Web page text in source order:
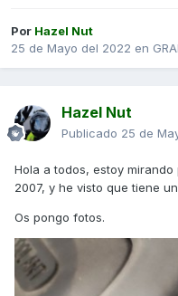
Por Hazel Nut
25 de Mayo del 2022 en
Hazel Nut
Publicado 25 de
Hola a todos, estoy
2007, y he visto que tiene
Os pongo fotos.